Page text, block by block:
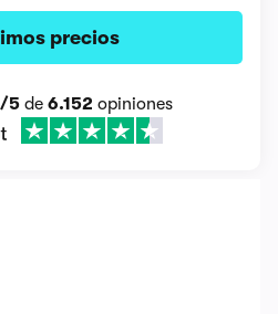
precios
5 de 6.152 opiniones